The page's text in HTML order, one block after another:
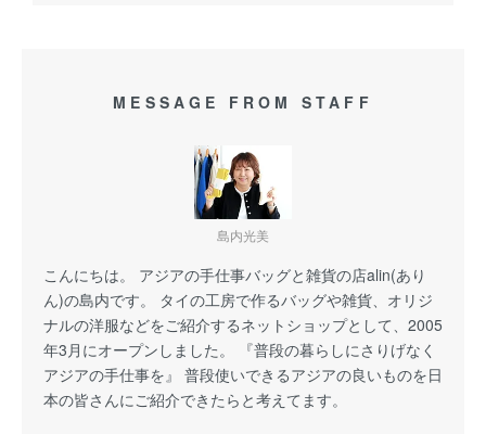
MESSAGE FROM STAFF
島内光美
こんにちは。 アジアの手仕事バッグと雑貨の店alin(あり
ん)の島内です。 タイの工房で作るバッグや雑貨、オリジ
ナルの洋服などをご紹介するネットショップとして、2005
年3月にオープンしました。 『普段の暮らしにさりげなく
アジアの手仕事を』 普段使いできるアジアの良いものを日
本の皆さんにご紹介できたらと考えてます。